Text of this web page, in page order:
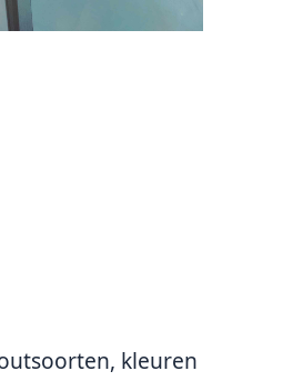
kleuren